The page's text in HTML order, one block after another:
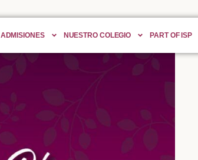
ADMISIONES NUESTRO COLEGIO PART OF ISP